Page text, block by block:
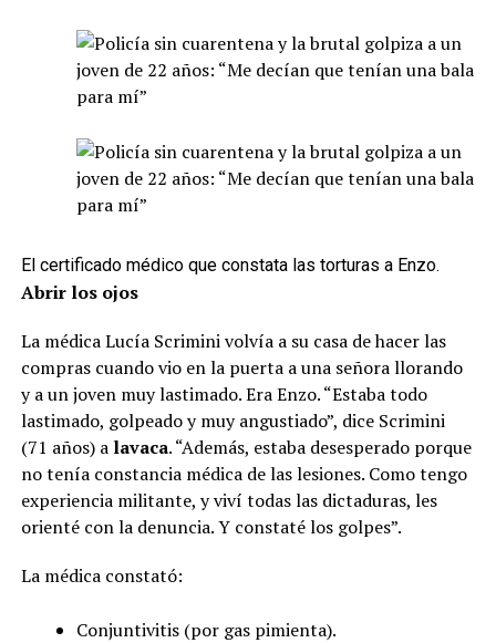
El certificado médico que constata las torturas a Enzo.
Abrir los ojos
La médica Lucía Scrimini volvía a su casa de hacer las
compras cuando vio en la puerta a una señora llorando
y a un joven muy lastimado. Era Enzo. “Estaba todo
lastimado, golpeado y muy angustiado”, dice Scrimini
(71 años) a lavaca. “Además, estaba desesperado porque
no tenía constancia médica de las lesiones. Como tengo
experiencia militante, y viví todas las dictaduras, les
orienté con la denuncia. Y constaté los golpes”.
La médica constató:
Conjuntivitis (por gas pimienta).